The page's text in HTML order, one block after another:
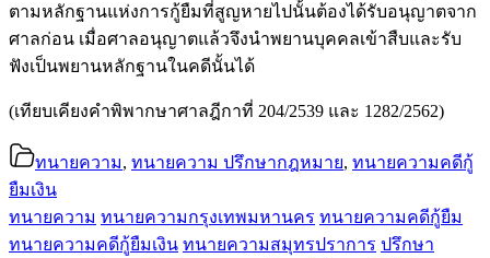
ตามหลักฐานแห่งการกู้ยืมที่สูญหายไปนั้นต้องได้รับอนุญาตจาก
ศาลก่อน เมื่อศาลอนุญาตแล้วจึงนำพยานบุคคลเข้าสืบและรับ
ฟังเป็นพยานหลักฐานในคดีนั้นได้
(เทียบเคียงคำพิพากษาศาลฎีกาที่ 204/2539 และ 1282/2562)
ทนายความ, ทนายความ ปรึกษากฎหมาย, ทนายความคดีกู้
ยืมเงิน
ทนายความ ทนายความกรุงเทพมหานคร ทนายความคดีกู้ยืม
ทนายความคดีกู้ยืมเงิน ทนายความสมุทรปราการ ปรึกษา